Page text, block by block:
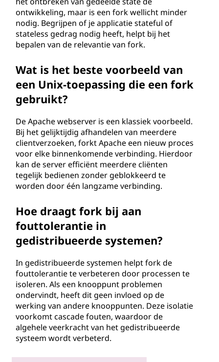
ontwikkeling, maar is een fork wellicht minder
nodig. Begrijpen of je applicatie stateful of
stateless gedrag nodig heeft, helpt bij het
bepalen van de relevantie van fork.
Wat is het beste voorbeeld van
een Unix-toepassing die een fork
gebruikt?
De Apache webserver is een klassiek voorbeeld.
Bij het gelijktijdig afhandelen van meerdere
clientverzoeken, forkt Apache een nieuw proces
voor elke binnenkomende verbinding. Hierdoor
kan de server efficiënt meerdere cliënten
tegelijk bedienen zonder geblokkeerd te
worden door één langzame verbinding.
Hoe draagt fork bij aan
fouttolerantie in
gedistribueerde systemen?
In gedistribueerde systemen helpt fork de
fouttolerantie te verbeteren door processen te
isoleren. Als een knooppunt problemen
ondervindt, heeft dit geen invloed op de
werking van andere knooppunten. Deze isolatie
voorkomt cascade fouten, waardoor de
algehele veerkracht van het gedistribueerde
systeem wordt verbeterd.